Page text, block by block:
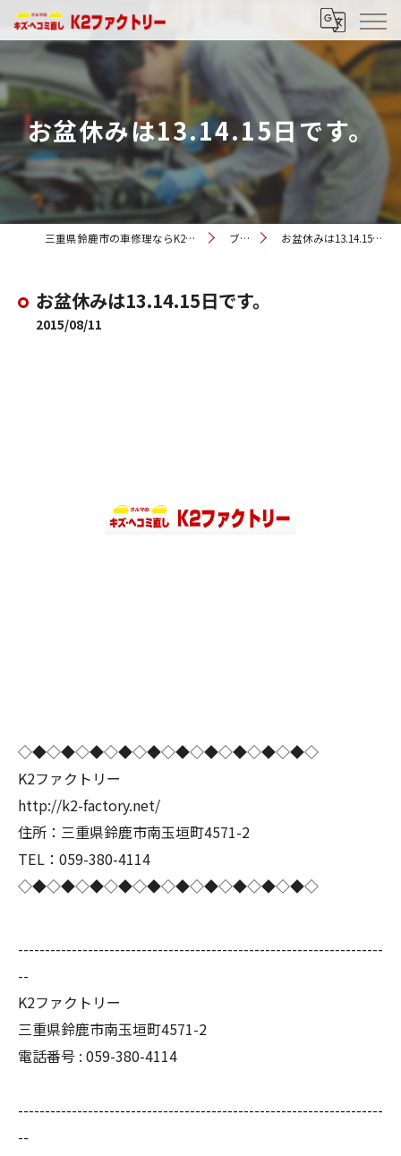
お盆休みは13.14.15日です。
三重県鈴鹿市の車修理ならK2ファクトリー ブログ お盆休みは13.14.15日です。
お盆休みは13.14.15日です。
2015/08/11
◇◆◇◆◇◆◇◆◇◆◇◆◇◆◇◆◇◆◇◆◇
K2ファクトリー
http://k2-factory.net/
住所：三重県鈴鹿市南玉垣町4571-2
TEL：059-380-4114
◇◆◇◆◇◆◇◆◇◆◇◆◇◆◇◆◇◆◇◆◇
--------------------------------------------------------------------
--
K2ファクトリー
三重県鈴鹿市南玉垣町4571-2
電話番号 : 059-380-4114
--------------------------------------------------------------------
--